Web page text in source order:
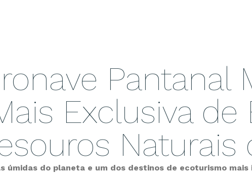
Pantanal
Exclusiva de
Naturais
úmidas do planeta e um dos destinos de ecoturismo mais